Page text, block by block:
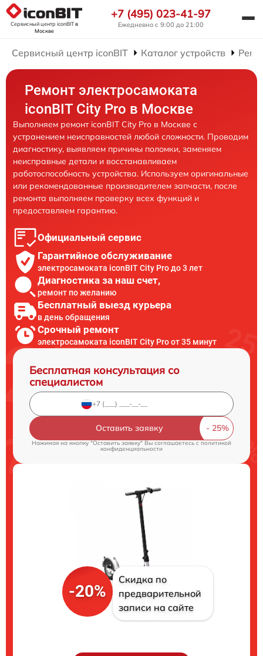
Сервисный центр iconBITв
Москве
+7 (495) 023-41-97
Ежедневно с 9:00 до 21:00
Сервисный центр iconBIT Каталог устройств
Ремонт электросамоката
iconBIT City Pro в Москве
Выполняем ремонт iconBIT City Pro в Москве с
устранением неисправностей любой сложности. Проводим
диагностику, выявляем причины поломки, заменяем
неисправные детали и восстанавливаем
работоспособность устройства. Используем оригинальные
или рекомендованные производителем запчасти, после
ремонта выполняем проверку всех функций и
предоставляем гарантию.
Официальный сервис
Гарантийное обслуживание
электросамоката iconBIT City Pro до 3 лет
Диагностика за наш счет,
ремонт по желанию
Бесплатный выезд курьера
в день обращения
Срочный ремонт
электросамоката iconBIT City Pro от 35 минут
Бесплатная консультация со
специалистом
Оставить заявку
Нажимая на кнопку "Оставить заявку" Вы соглашаетесь cполитикой
конфиденциальности
-20%
Скидка по
предварительной
записи на сайте